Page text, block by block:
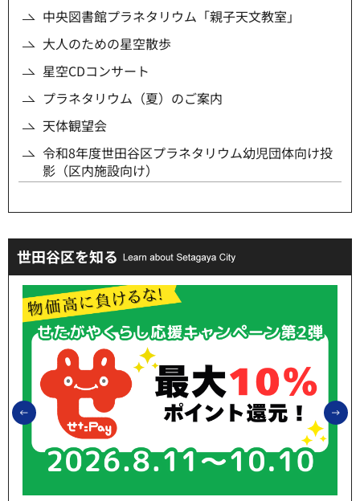
中央図書館プラネタリウム「親子天文教室」
大人のための星空散歩
星空CDコンサート
プラネタリウム（夏）のご案内
天体観望会
令和8年度世田谷区プラネタリウム幼児団体向け投
影（区内施設向け）
世田谷区を知る
前のスライドを表示